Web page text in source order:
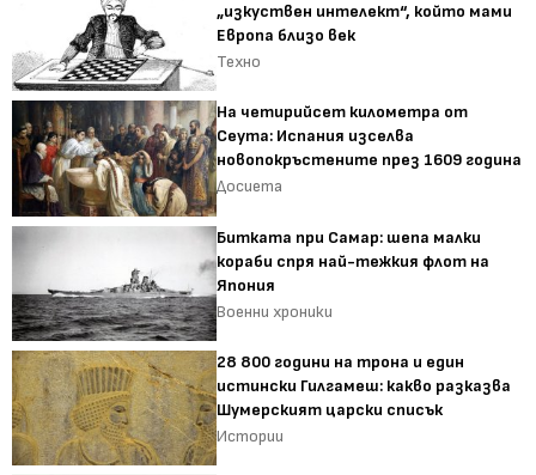
„изкуствен интелект“, който мами
Европа близо век
Техно
На четирийсет километра от
Сеута: Испания изселва
новопокръстените през 1609 година
Досиета
Битката при Самар: шепа малки
кораби спря най-тежкия флот на
Япония
Военни хроники
28 800 години на трона и един
истински Гилгамеш: какво разказва
Шумерският царски списък
Истории